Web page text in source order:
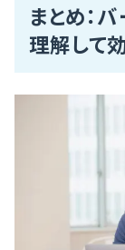
まとめ：
理解して